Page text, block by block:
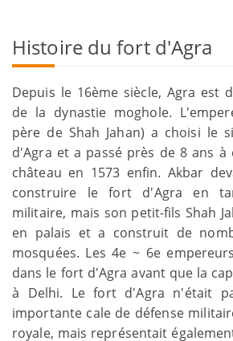
Histoire du fort d'Agra
Depuis le 16ème siècle, Agra est
de la dynastie moghole.
père de Shah Jahan) a choisi le
d'Agra et a passé près de 8 ans
château en 1573 enfin. Akbar
construire le fort d'Agra en
militaire, mais son petit-fils Shah
en palais et a construit de
mosquées. Les 4e ~ 6e
dans le fort d'Agra avant que la
à Delhi. Le fort d'Agra n'était
importante cale de défense
royale, mais représentait